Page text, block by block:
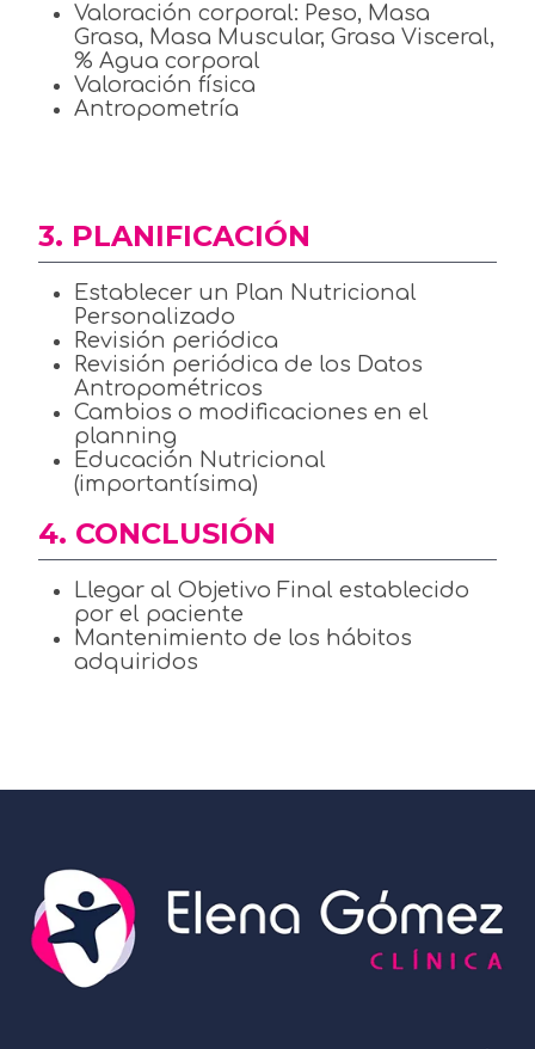
Valoración corporal: Peso, Masa
Grasa, Masa Muscular, Grasa Visceral,
% Agua corporal
Valoración física
Antropometría
3. PLANIFICACIÓN
Establecer un Plan Nutricional
Personalizado
Revisión periódica
Revisión periódica de los Datos
Antropométricos
Cambios o modificaciones en el
planning
Educación Nutricional
(importantísima)
4. CONCLUSIÓN
Llegar al Objetivo Final establecido
por el paciente
Mantenimiento de los hábitos
adquiridos